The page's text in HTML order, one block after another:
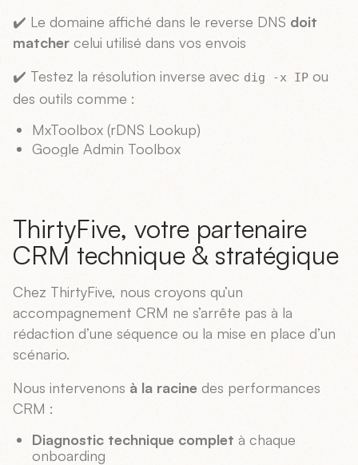
✔️ Le domaine affiché dans le reverse DNS doit
matcher celui utilisé dans vos envois
✔️ Testez la résolution inverse avec dig -x IP ou
des outils comme :
MxToolbox (rDNS Lookup)
Google Admin Toolbox
ThirtyFive, votre partenaire
CRM technique & stratégique
Chez ThirtyFive, nous croyons qu’un
accompagnement CRM ne s’arrête pas à la
rédaction d’une séquence ou la mise en place d’un
scénario.
Nous intervenons à la racine des performances
CRM :
Diagnostic technique complet à chaque
onboarding